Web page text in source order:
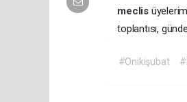
meclis
toplantısı,
#Onikişubat